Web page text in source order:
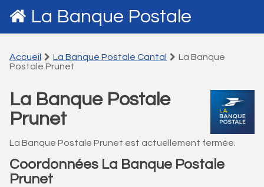
La Banque Postale
Accueil La Banque Postale Cantal
La Banque
Postale Prunet
La Banque Postale
Prunet
La Banque Postale Prunet est actuellement fermée.
Coordonnées La Banque Postale
Prunet